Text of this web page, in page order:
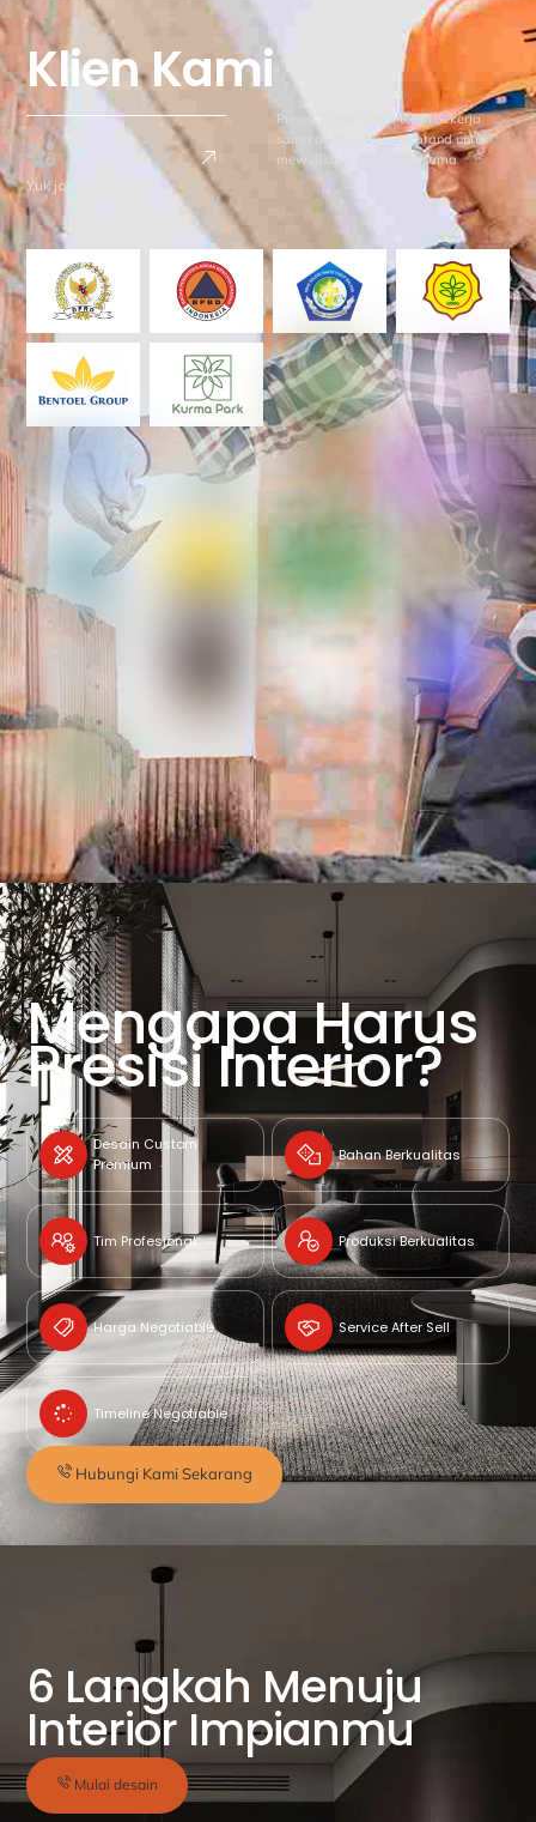
Klien Kami
Yuk jalin kemitraan
Presisi Cipta Kreasi telah bekerja
sama dengan banyak brand untuk
mewujudkan tujuan bersama
Mengapa Harus
Presisi Interior?
Desain Custom
Premium
Tim Profesional
Harga Negotiable
Bahan Berkualitas
Produksi Berkualitas
Service After Sell
Timeline Negotiable
Hubungi Kami Sekarang
6 Langkah Menuju
Interior Impianmu
Mulai desain